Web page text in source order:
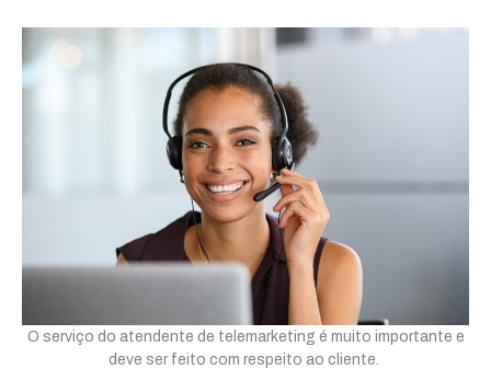
O serviço do atendente de telemarketing é muito importante e
deve ser feito com respeito ao cliente.